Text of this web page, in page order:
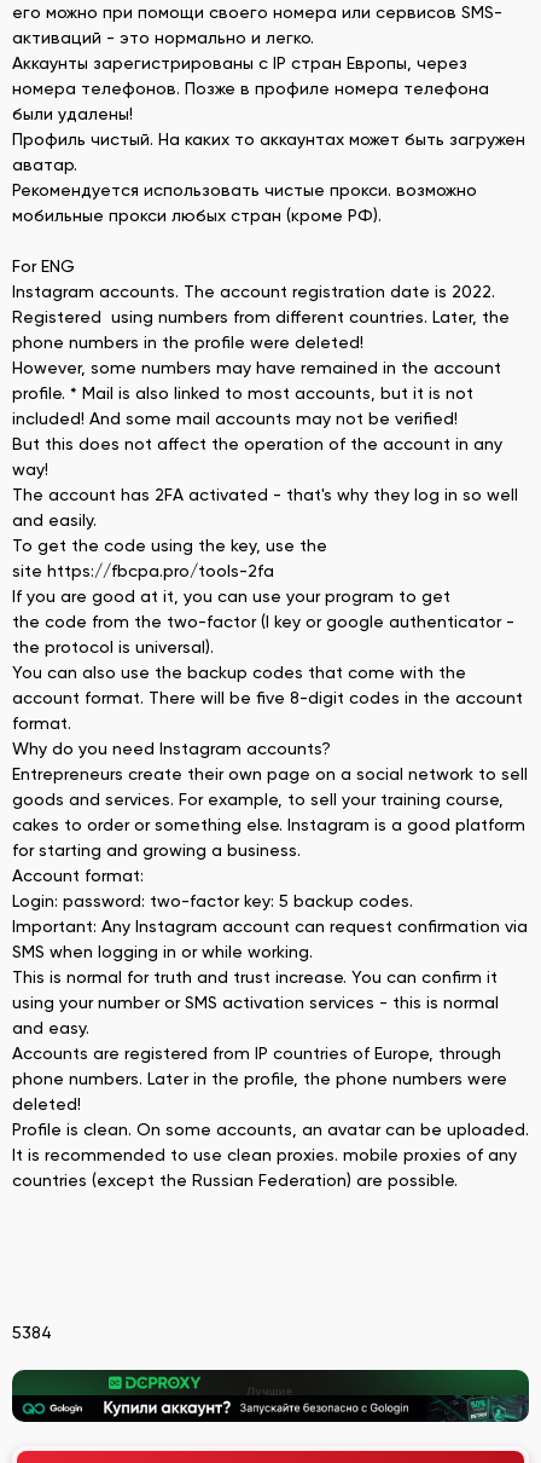
его можно при помощи своего номера или сервисов SMS-
активаций - это нормально и легко.
Аккаунты зарегистрированы с IP стран Европы, через
номера телефонов. Позже в профиле номера телефона
были удалены!
Профиль чистый. На каких то аккаунтах может быть загружен
аватар.
Рекомендуется использовать чистые прокси. возможно
мобильные прокси любых стран (кроме РФ).
For ENG
Instagram accounts. The account registration date is 2022.
Registered using numbers from different countries. Later, the
phone numbers in the profile were deleted!
However, some numbers may have remained in the account
profile. * Mail is also linked to most accounts, but it is not
included! And some mail accounts may not be verified!
But this does not affect the operation of the account in any
way!
The account has 2FA activated - that's why they log in so well
and easily.
To get the code using the key, use the
site https://fbcpa.pro/tools-2fa
If you are good at it, you can use your program to get
the code from the two-factor (I key or google authenticator -
the protocol is universal).
You can also use the backup codes that come with the
account format. There will be five 8-digit codes in the account
format.
Why do you need Instagram accounts?
Entrepreneurs create their own page on a social network to sell
goods and services. For example, to sell your training course,
cakes to order or something else. Instagram is a good platform
for starting and growing a business.
Account format:
Login: password: two-factor key: 5 backup codes.
Important: Any Instagram account can request confirmation via
SMS when logging in or while working.
This is normal for truth and trust increase. You can confirm it
using your number or SMS activation services - this is normal
and easy.
Accounts are registered from IP countries of Europe, through
phone numbers. Later in the profile, the phone numbers were
deleted!
Profile is clean. On some accounts, an avatar can be uploaded.
It is recommended to use clean proxies. mobile proxies of any
countries (except the Russian Federation) are possible.
5384